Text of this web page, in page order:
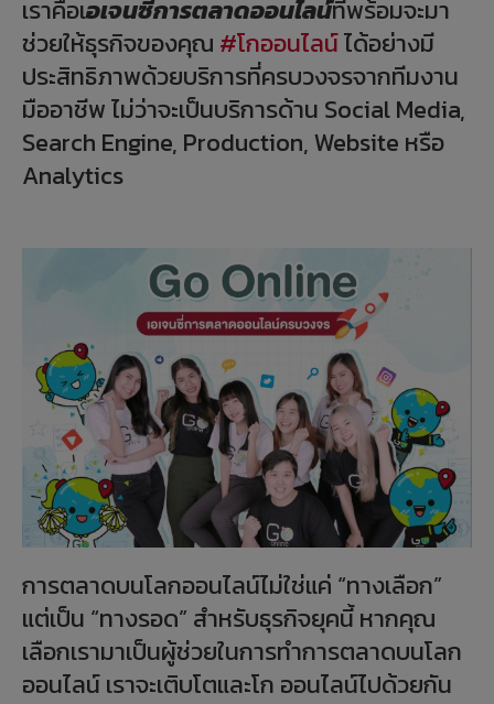
เราคือเอเจนซี่การตลาดออนไลน์ที่พร้อมจะมา
ช่วยให้ธุรกิจของคุณ #โกออนไลน์ได้อย่างมี
ประสิทธิภาพด้วยบริการที่ครบวงจรจากทีมงาน
มืออาชีพ ไม่ว่าจะเป็นบริการด้าน Social Media,
Search Engine, Production, Website หรือ
Analytics ㅤ
การตลาดบนโลกออนไลน์ไม่ใช่แค่ “ทางเลือก”
แต่เป็น “ทางรอด” สำหรับธุรกิจยุคนี้ หากคุณ
เลือกเรามาเป็นผู้ช่วยในการทำการตลาดบนโลก
ออนไลน์ เราจะเติบโตและโก ออนไลน์ไปด้วยกัน ㅤ